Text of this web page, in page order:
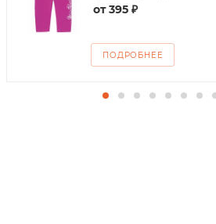
от395 ₽
ПОДРОБНЕЕ